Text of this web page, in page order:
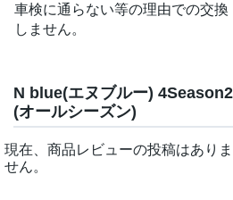
車検に通らない等の理由での交
しません。
N blue(エヌブルー) 4Season2
(オールシーズン)
現在、商品レビューの投稿はありま
せん。